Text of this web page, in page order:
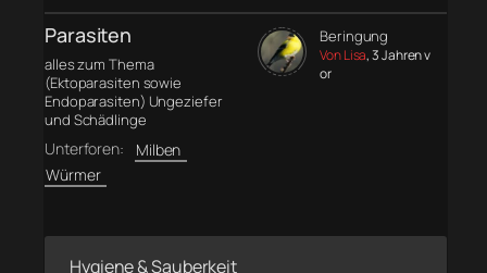
Parasiten
alles zum Thema
(Ektoparasiten sowie
Endoparasiten) Ungeziefer
und Schädlinge
Unterforen:
Milben
Würmer
Beringung
Von Lisa, 3 Jahren v
or
Hygiene & Sauberkeit